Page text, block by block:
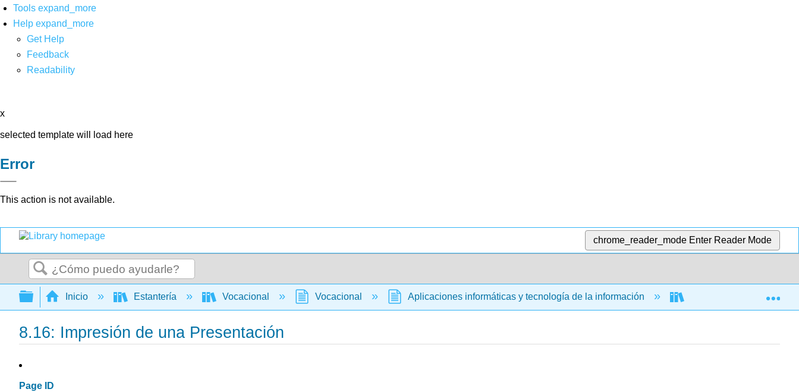
Tools expand_more
Help expand_more
Get Help
Feedback
Readability
x
selected template will load here
Error
This action is not available.
chrome_reader_mode Enter Reader Mode
Buscar
Expandir/contraer jerarquía global
Inicio Estantería Vocacional Vocacional Aplicaciones informáticas y tecnología de la información Aplicaciones
8.16: Impresión de una Presentación
Page ID